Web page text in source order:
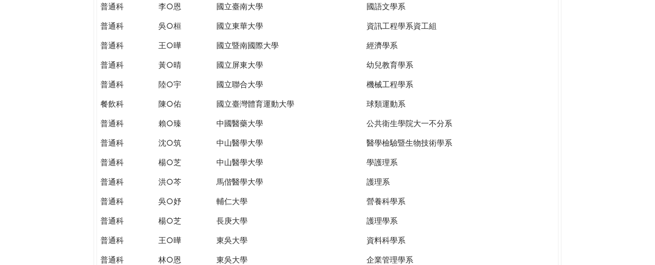
普通科 李○恩 國立臺南大學
國語文學系
普通科
吳○桓 國立東華大學
資訊工程學系資工組
普通科
王○曄 國立暨南國際大學
經濟學系
普通科
黃○晴 國立屏東大學
幼兒教育學系
普通科
陸○宇 國立聯合大學
機械工程學系
餐飲科
陳○佑 國立臺灣體育運動大學
球類運動系
普通科
賴○臻 中國醫藥大學
公共衛生學院大一不分系
普通科
沈○筑 中山醫學大學
醫學檢驗暨生物技術學系
普通科
楊○芝 中山醫學大學
學護理系
普通科
洪○芩 馬偕醫學大學
護理系
普通科
吳○妤 輔仁大學
營養科學系
普通科
楊○芝 長庚大學
護理學系
普通科
王○曄 東吳大學
資料科學系
普通科
林○恩 東吳大學
企業管理學系